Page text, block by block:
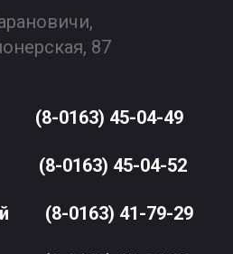
87
(8-0163) 45-04-49
(8-0163) 45-04-52
(8-0163) 41-79-29